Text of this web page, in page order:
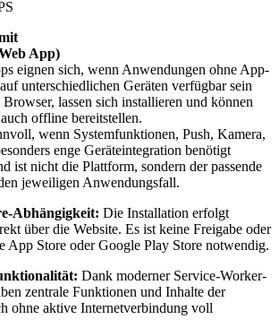
App)
eignen sich, wenn Anwendungen ohne App-
unterschiedlichen Geräten verfügbar sein
lassen sich installieren und können
offline bereitstellen.
wenn Systemfunktionen, Push, Kamera,
enge Geräteintegration benötigt
ist nicht die Plattform, sondern der passende
jeweiligen Anwendungsfall.
Abhängigkeit: Die Installation erfolgt
über die Website. Es ist keine Freigabe oder
App Store oder Google Play Store notwendig.
Dank moderner Service-Worker-
zentrale Funktionen und Inhalte der
ohne aktive Internetverbindung voll